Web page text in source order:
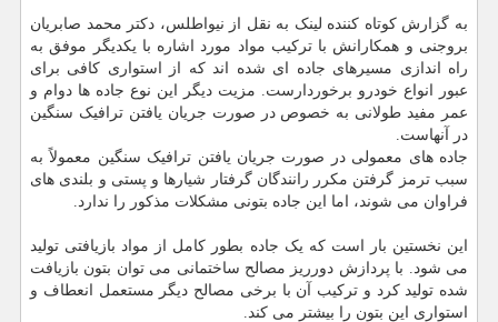
به گزارش کوتاه کننده لینک به نقل از نیواطلس، دکتر محمد صابریان
بروجنی و همکارانش با ترکیب مواد مورد اشاره با یکدیگر موفق به
راه اندازی مسیرهای جاده ای شده اند که از استواری کافی برای
عبور انواع خودرو برخوردارست. مزیت دیگر این نوع جاده ها دوام و
عمر مفید طولانی به خصوص در صورت جریان یافتن ترافیک سنگین
در آنهاست.
جاده های معمولی در صورت جریان یافتن ترافیک سنگین معمولاً به
سبب ترمز گرفتن مکرر رانندگان گرفتار شیارها و پستی و بلندی های
فراوان می شوند، اما این جاده بتونی مشکلات مذکور را ندارد.
این نخستین بار است که یک جاده بطور کامل از مواد بازیافتی تولید
می شود. با پردازش دورریز مصالح ساختمانی می توان بتون بازیافت
شده تولید کرد و ترکیب آن با برخی مصالح دیگر مستعمل انعطاف و
استواری این بتون را بیشتر می کند.